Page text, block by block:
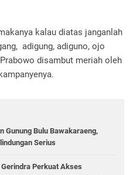
kalau diatas janganlah
adigung, adiguno, ojo
disambut meriah oleh
Gunung Bulu Bawakaraeng,
Serius
Perkuat Akses